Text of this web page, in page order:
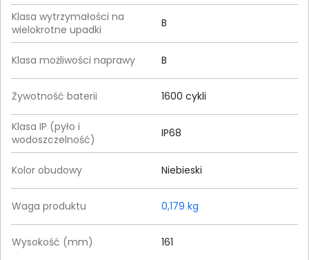
Klasa wytrzymałości na
wielokrotne upadki
B
Klasa możliwości naprawy B
Żywotność baterii 1600 cykli
Klasa IP (pyło i
wodoszczelność)
IP68
Kolor obudowy Niebieski
Waga produktu 0,179 kg
Wysokość (mm) 161